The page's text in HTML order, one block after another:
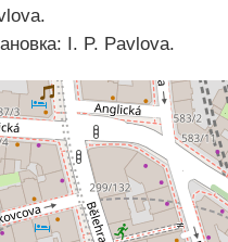
I. P. Pavlova.